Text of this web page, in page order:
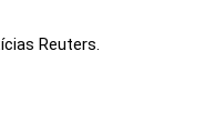
Reuters.